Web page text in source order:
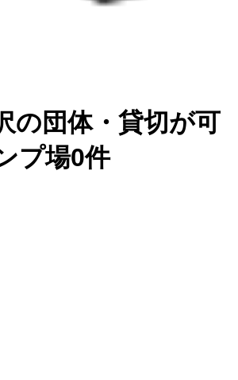
の団体・貸切が可
プ場0件